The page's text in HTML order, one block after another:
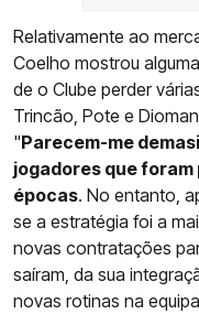
Relativamente ao
Coelho mostrou
de o Clube perder
Trincão, Pote e
"Parecem-me
jogadores que
épocas. No entanto,
se a estratégia foi a
novas contratações
saíram, da sua
novas rotinas na